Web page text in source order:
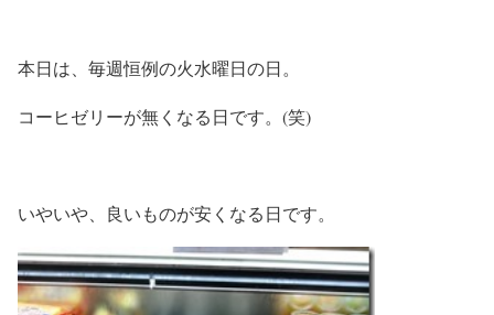
本日は、毎週恒例の火水曜日の日。
コーヒゼリーが無くなる日です。(笑)
いやいや、良いものが安くなる日です。